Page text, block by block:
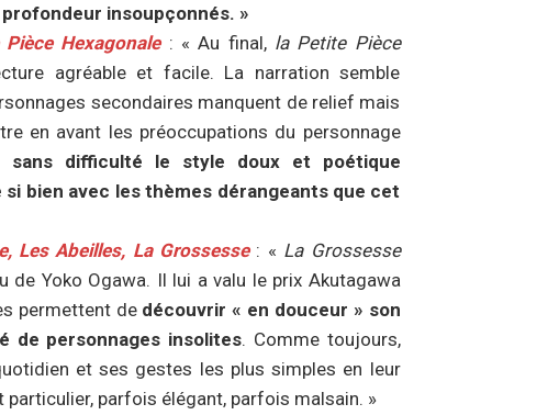
insoupçonnés. »
Hexagonale: « Au final, la Petite Pièce
agréable et facile. La narration semble
secondaires manquent de relief mais
en avant les préoccupations du personnage
sans difficulté le style doux et poétique
si bien avec les thèmes dérangeants que cet
Les Abeilles, La Grossesse : « La Grossesse
de Yoko Ogawa. Il lui a valu le prix Akutagawa
permettent de découvrir « en douceur » son
de personnages insolites. Comme toujours,
et ses gestes les plus simples en leur
parfois élégant, parfois malsain. »